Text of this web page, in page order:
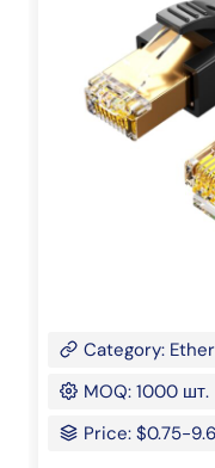
Category:
MOQ: 1000 шт.
Price: $0.75-